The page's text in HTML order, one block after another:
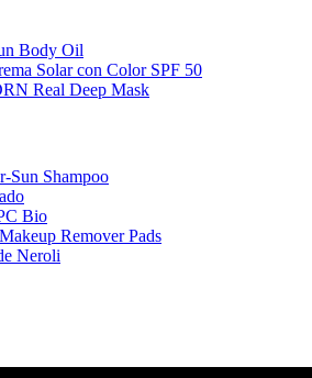
Body Oil
Solar con Color SPF 50
Real Deep Mask
Sun Shampoo
Bio
Remover Pads
Neroli